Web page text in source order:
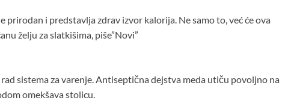
prirodan i predstavlja zdrav izvor kalorija. Ne samo to, već će ova
želju za slatkišima, piše”Novi”
sistema za varenje. Antiseptična dejstva meda utiču povoljno na
omekšava stolicu.